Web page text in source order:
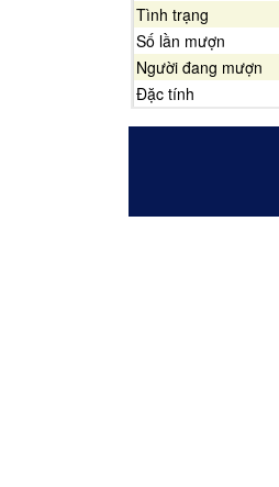
Tình trạng
Số lần mượn
Người đang mượn
Đặc tính